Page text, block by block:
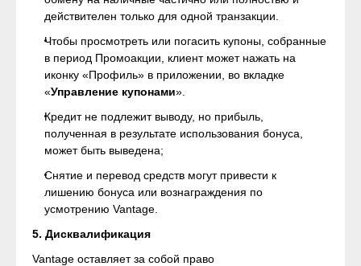
действителен только для одной транзакции.
Чтобы просмотреть или погасить купоны, собранные
в период Промоакции, клиент может нажать на
иконку «Профиль» в приложении, во вкладке
«Управление купонами».
Кредит не подлежит выводу, но прибыль,
полученная в результате использования бонуса,
может быть выведена;
Снятие и перевод средств могут привести к
лишению бонуса или вознаграждения по
усмотрению Vantage.
5. Дисквалификация
Vantage оставляет за собой право